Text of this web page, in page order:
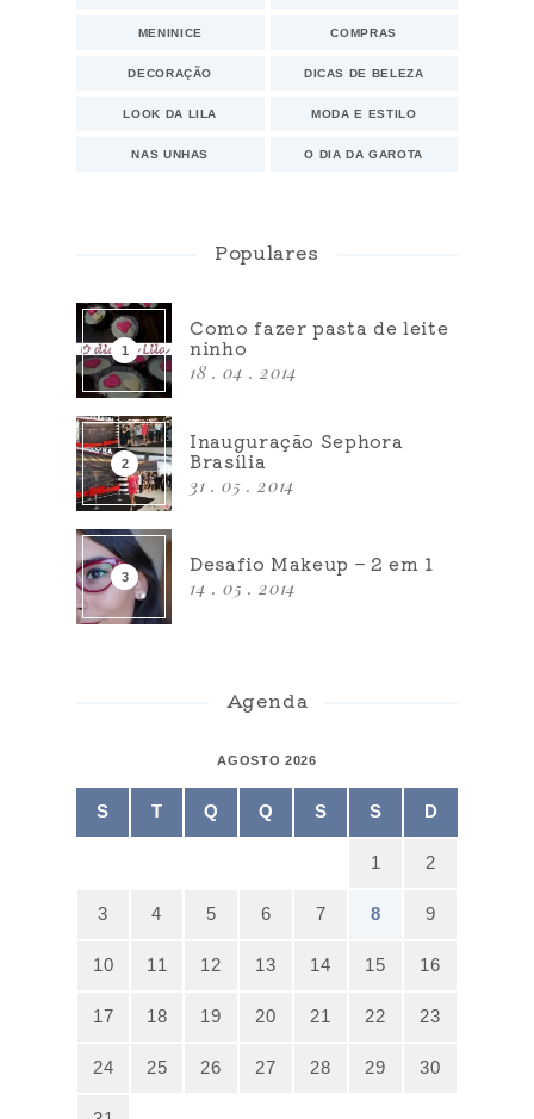
MENINICE COMPRAS
DECORAÇÃO DICAS DE BELEZA
LOOK DA LILA MODA E ESTILO
NAS UNHAS O DIA DA GAROTA
Populares
Como fazer pasta de leite
ninho
18 . 04 . 2014
Inauguração Sephora
Brasília
31 . 05 . 2014
Desafio Makeup – 2 em 1
14 . 05 . 2014
Agenda
AGOSTO 2026
S T Q Q S S D
1 2
3 4 5 6 7 8 9
10 11 12 13 14 15 16
17 18 19 20 21 22 23
24 25 26 27 28 29 30